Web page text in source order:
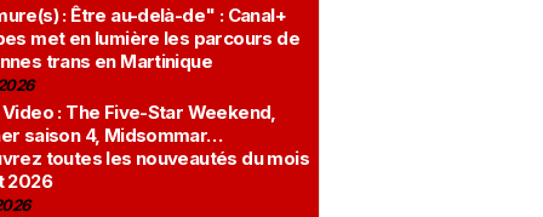
: Être au-delà-de" : Canal+
met en lumière les parcours de
trans en Martinique
: The Five-Star Weekend,
saison 4, Midsommar…
toutes les nouveautés du mois
2026